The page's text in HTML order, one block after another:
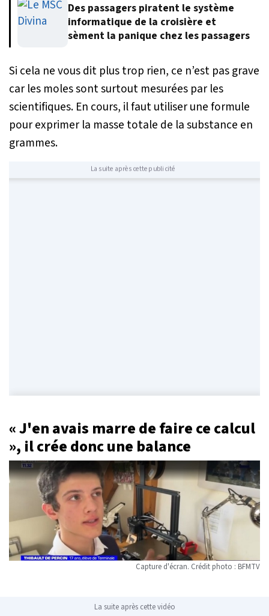
Des passagers piratent le système
informatique de la croisière et
sèment la panique chez les passagers
Si cela ne vous dit plus trop rien, ce n’est pas grave
car les moles sont surtout mesurées par les
scientifiques. En cours, il faut utiliser une formule
pour exprimer la masse totale de la substance en
grammes.
La suite après cette publicité
« J'en avais marre de faire ce calcul
», il crée donc une balance
Capture d'écran. Crédit photo : BFMTV
La suite après cette vidéo